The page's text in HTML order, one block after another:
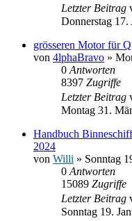
Letzter Beitrag
Donnerstag
grösseren Motor für
von 4lphaBravo »
0 Antworten
8397 Zugriffe
Letzter Beitrag
Montag 31.
Handbuch
2024
von Willi » Sonntag
0 Antworten
15089 Zugriffe
Letzter Beitrag
Sonntag 19.